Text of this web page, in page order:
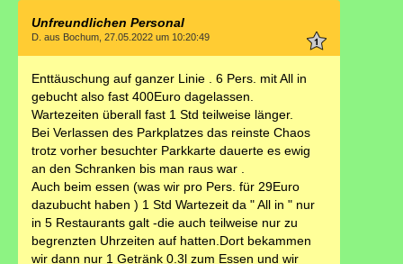
Unfreundlichen Personal
D. aus Bochum, 27.05.2022 um 10:20:49
Enttäuschung auf ganzer Linie . 6 Pers. mit All in
gebucht also fast 400Euro dagelassen.
Wartezeiten überall fast 1 Std teilweise länger.
Bei Verlassen des Parkplatzes das reinste Chaos
trotz vorher besuchter Parkkarte dauerte es ewig
an den Schranken bis man raus war .
Auch beim essen (was wir pro Pers. für 29Euro
dazubucht haben ) 1 Std Wartezeit da " All in " nur
in 5 Restaurants galt -die auch teilweise nur zu
begrenzten Uhrzeiten auf hatten.Dort bekammen
wir dann nur 1 Getränk 0.3l zum Essen und wir